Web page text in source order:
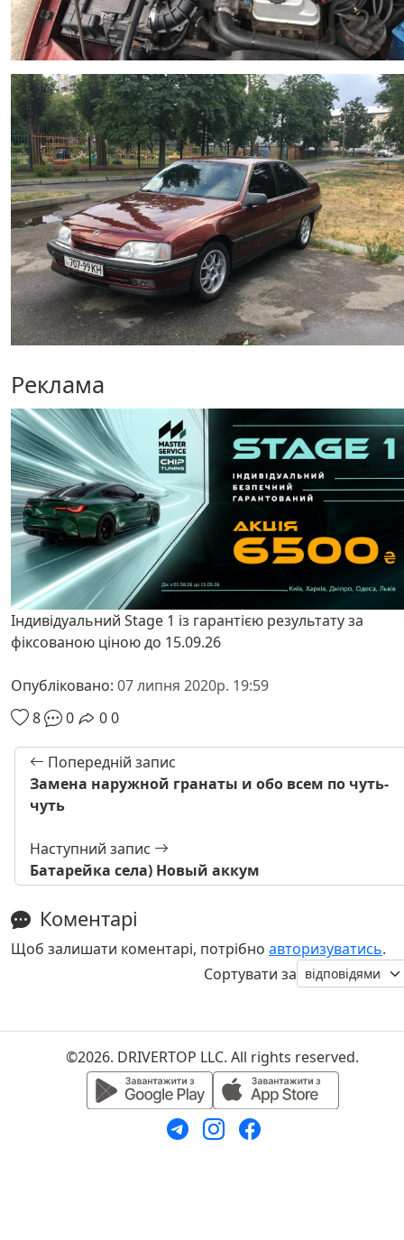
Реклама
Індивідуальний Stage 1 із гарантією результату за
фіксованою ціною до 15.09.26
Опубліковано: 07 липня 2020р. 19:59
8
0 00
Попередній запис
Замена наружной гранаты и обо всем по чуть-
чуть
Наступний запис
Батарейка села) Новый аккум
Коментарі
Щоб залишати коментарі, потрібно авторизуватись.
Сортувати за
©2026. DRIVERTOP LLC. All rights reserved.